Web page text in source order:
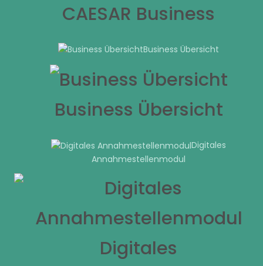
CAESAR Business
Business Übersicht
Business Übersicht
Digitales
Annahmestellenmodul
Digitales